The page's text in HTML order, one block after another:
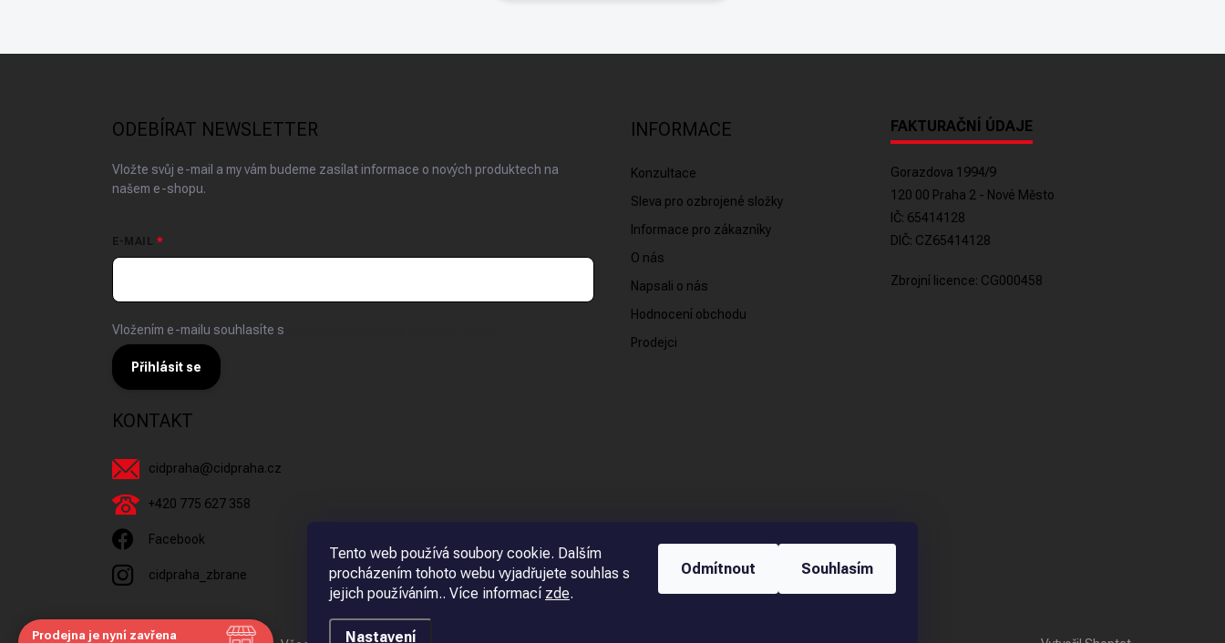
Tento web používá soubory cookie. Dalším
procházením tohoto webu vyjadřujete souhlas s
jejich používáním.. Více informací zde.
Nastavení
Odmítnout Souhlasím
ODEBÍRAT NEWSLETTER
Vložte svůj e-mail a my vám budeme zasílat informace o nových produktech na
našem e-shopu.
E-MAIL
Vložením e-mailu souhlasíte s
Přihlásit se
INFORMACE
Konzultace
Sleva pro ozbrojené složky
Informace pro zákazníky
O nás
Napsali o nás
Hodnocení obchodu
Prodejci
FAKTURAČNÍ ÚDAJE
Gorazdova 1994/9
120 00 Praha 2 - Nové Město
IČ: 65414128
DIČ: CZ65414128
Zbrojní licence: CG000458
KONTAKT
cidpraha@cidpraha.cz
+420 775 627 358
Facebook
cidpraha_zbrane
Prodejna je nyní zavřena